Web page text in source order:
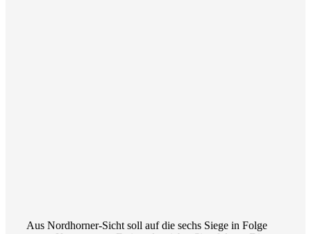
Aus Nordhorner-Sicht soll auf die sechs Siege in Folge